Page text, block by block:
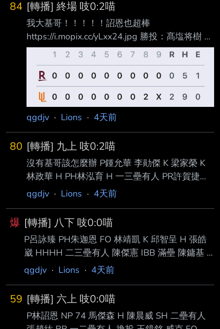
84 [轉播] 終場 吱0:2喵
我大基哥！！！！！詔恩也超棒
https://i.mopix.cc/yLxx24.jpg 勝投：髙塩将樹 敗
投：呂詠臻 MVP：陳鏞基（2-4,2RBI） E：余
德龍 林詔恩 5.1局無失分,8K NP88 邱智呈2-4
張皓崴2-4 連續12場次安打 鍾允華連續7場救援
成功 --
qgdjv · Lions · 4天前
80 [轉播] 九上 吱0:2喵
沒有基哥該怎麼辦 P鍾允華 李勛傑 K 梁家榮 K
林政華 H PH林泓育 H 一三壘有人 PR許賀捷
PH林立 FO --
qgdjv · Lions · 4天前
爆 [轉播] 八下 吱0:0喵
P呂詠臻 PH朱迦恩 FO 林靖凱 K 邱智呈 H 張皓
崴 HHHH 二三壘有人 陳傑憲 IBB 滿壘 陳鏞基 H
0:2 一三壘有人 我要哭了 PR許哲晏 潘傑楷 K --
qgdjv · Lions · 4天前
59 [轉播] 六上 吱0:0喵
P林詔恩 NP 74 馬傑森 H 陳晨威 SH 二壘有人